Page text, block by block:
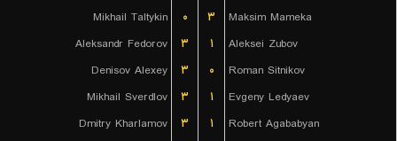
Mikhail Taltykin
۰ ۳
Maksim Mameka
Aleksandr Fedorov
۳ ۱
Aleksei Zubov
Denisov Alexey
۳ ۰
Roman Sitnikov
Mikhail Sverdlov
۳ ۱
Evgeny Ledyaev
Dmitry Kharlamov
۳ ۱
Robert Agababyan